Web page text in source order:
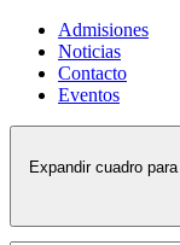
Admisiones
Noticias
Contacto
Eventos
Expandir cuadro